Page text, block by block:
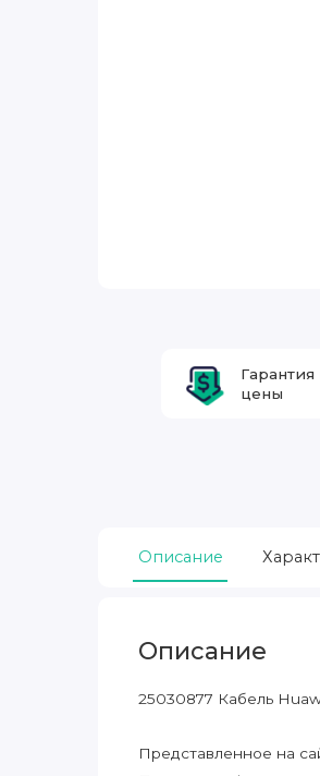
цены
Описание
Описание
25030877 Кабель
Представленное на